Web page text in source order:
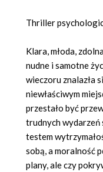
Thriller
Klara, młoda,
nudne i samotne
wieczoru znalazła
niewłaściwym
przestało być
trudnych
testem
sobą, a moralność
plany, ale czy